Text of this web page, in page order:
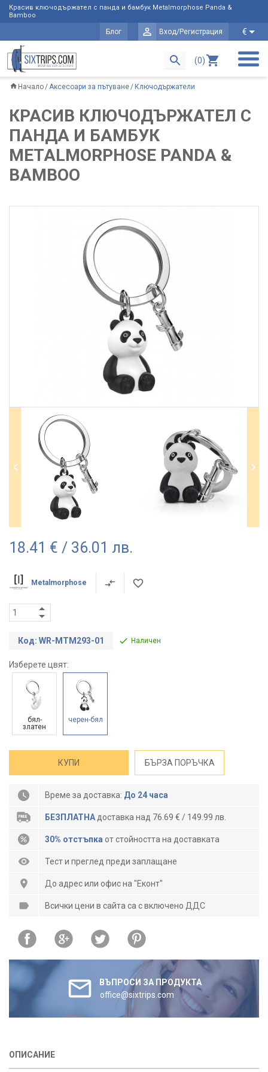
Красив ключодържател с панда и бамбук Metalmorphose Panda &
Bamboo
Блог Вход/Регистрация €
(0)
Начало Аксесоари за пътуване Ключодържатели
КРАСИВ КЛЮЧОДЪРЖАТЕЛ С
ПАНДА И БАМБУК
METALMORPHOSE PANDA &
BAMBOO
18.41 € / 36.01 лв.
Metalmorphose
Код: WR-MTM293-01 Наличен
Изберете цвят:
бял-
златен
черен-бял
КУПИ БЪРЗА ПОРЪЧКА
Време за доставка: До 24 часа
БЕЗПЛАТНА доставка над 76.69 € / 149.99 лв.
30% отстъпка от стойността на доставката
Тест и преглед преди заплащане
До адрес или офис на "Еконт"
Всички цени в сайта са с включено ДДС
ВЪПРОСИ ЗА ПРОДУКТА
office@sixtrips.com
ОПИСАНИЕ